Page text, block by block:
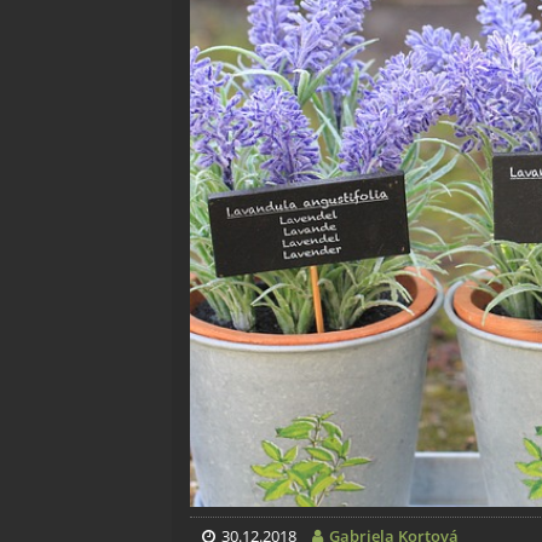
30.12.2018 Gabriela Kortová